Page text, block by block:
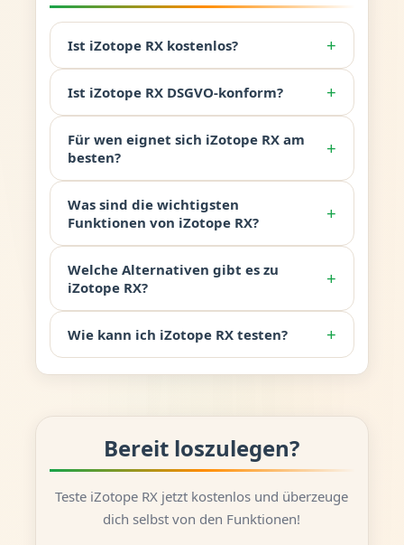
Ist iZotope RX kostenlos? +
Ist iZotope RX DSGVO-konform? +
Für wen eignet sich iZotope RX am
besten?
+
Was sind die wichtigsten
Funktionen von iZotope RX?
+
Welche Alternativen gibt es zu
iZotope RX?
+
Wie kann ich iZotope RX testen? +
Bereit loszulegen?
Teste iZotope RX jetzt kostenlos und überzeuge
dich selbst von den Funktionen!